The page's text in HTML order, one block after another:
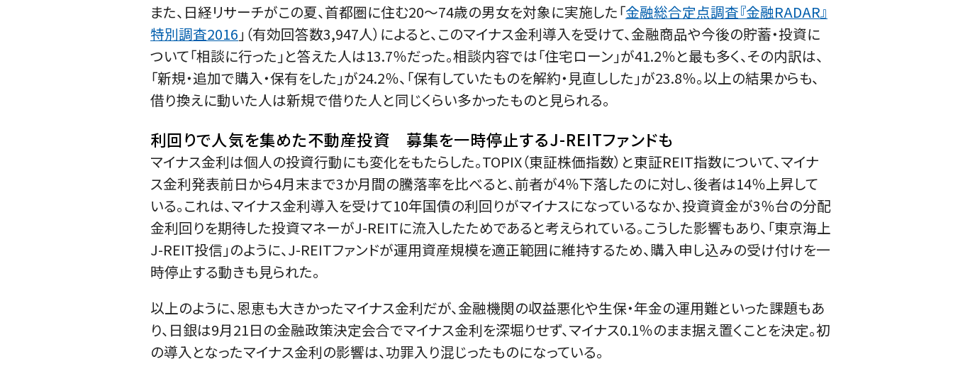
また、日経リサーチがこの夏、首都圏に住む20～74歳の男女を対象に実施した「金融総合定点調査『金融RADAR』
特別調査2016 」（有効回答数3,947人）によると、このマイナス金利導入を受けて、金融商品や今後の貯蓄・投資に
ついて「相談に行った」と答えた人は13.7％だった。相談内容では「住宅ローン」が41.2％と最も多く、その内訳は、
「新規・追加で購入・保有をした」が24.2％、「保有していたものを解約・見直しした」が23.8％。以上の結果からも、
借り換えに動いた人は新規で借りた人と同じくらい多かったものと見られる。
利回りで人気を集めた不動産投資 募集を一時停止するJ-REITファンドも
マイナス金利は個人の投資行動にも変化をもたらした。TOPIX（東証株価指数）と東証REIT指数について、マイナ
ス金利発表前日から4月末まで3か月間の騰落率を比べると、前者が4％下落したのに対し、後者は14％上昇して
いる。これは、マイナス金利導入を受けて10年国債の利回りがマイナスになっているなか、投資資金が3％台の分配
金利回りを期待した投資マネーがJ-REITに流入したためであると考えられている。こうした影響もあり、「東京海上
J-REIT投信」のように、J-REITファンドが運用資産規模を適正範囲に維持するため、購入申し込みの受け付けを一
時停止する動きも見られた。
以上のように、恩恵も大きかったマイナス金利だが、金融機関の収益悪化や生保・年金の運用難といった課題もあ
り、日銀は9月21日の金融政策決定会合でマイナス金利を深堀りせず、マイナス0.1％のまま据え置くことを決定。初
の導入となったマイナス金利の影響は、功罪入り混じったものになっている。